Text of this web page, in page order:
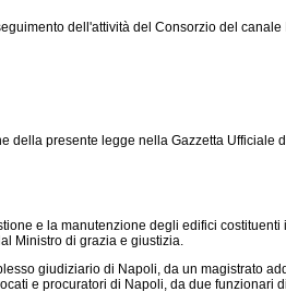
dell'attività del Consorzio del
presente legge nella Gazzetta Ufficiale
e la manutenzione degli edifici
Ministro di grazia e giustizia.
giudiziario di Napoli, da un magistrato
e procuratori di Napoli, da due funzionari